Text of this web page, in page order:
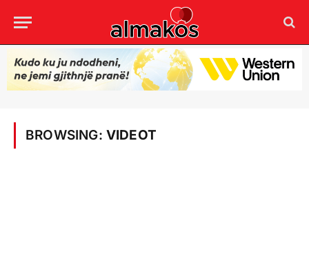
BROWSING: VIDEOT